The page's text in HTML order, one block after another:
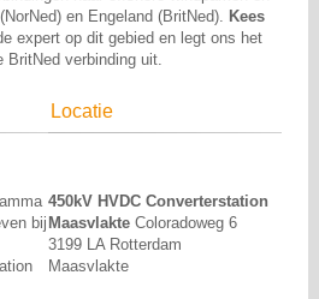
en Engeland (BritNed). Kees
expert op dit gebied en legt ons het
BritNed verbinding uit.
bij
Locatie
450kV HVDC Converterstation
Maasvlakte Coloradoweg 6
3199 LA Rotterdam
Maasvlakte